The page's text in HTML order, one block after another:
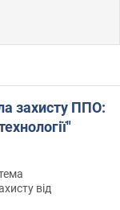
захисту ППО:
від